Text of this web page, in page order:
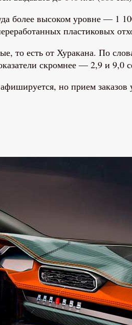
более высоком уровне — 1
пластиковых
есть от Хуракана. По
скромнее — 2,9 и 9,0
но прием